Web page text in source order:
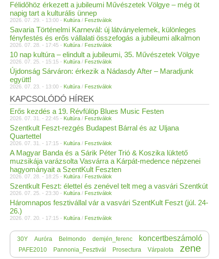
Félidőhöz érkezett a jubileumi Művészetek Völgye – még öt
napig tart a kulturális ünnep
2026. 07. 29. - 13:00 - Kultúra / Fesztiválok
Savaria Történelmi Karnevál: új látványelemek, különleges
fényfestés és erős vállalati összefogás a jubileumi alkalmon
2026. 07. 28. - 17:45 - Kultúra / Fesztiválok
10 nap kultúra – elindult a jubileumi, 35. Művészetek Völgye
2026. 07. 25. - 15:15 - Kultúra / Fesztiválok
Újdonság Sárváron: érkezik a Nádasdy After – Maradjunk
együtt!
2026. 07. 23. - 13:00 - Kultúra / Fesztiválok
KAPCSOLÓDÓ HÍREK
Erős kezdés a 19. Révfülöp Blues Music Festen
2026. 07. 31. - 22:45 - Kultúra / Fesztiválok
Szentkult Feszt-rezgés Budapest Bárral és az Uljana
Quartettel
2026. 07. 31. - 17:15 - Kultúra / Fesztiválok
A Magyar Banda és a Sárik Péter Trió & Koszika lüktető
muzsikája varázsolta Vasvárra a Kárpát-medence népzenei
hagyományait a SzentKult Feszten
2026. 07. 28. - 18:25 - Kultúra / Fesztiválok
Szentkult Feszt: élettel és zenével telt meg a vasvári Szentkút
2026. 07. 25. - 23:30 - Kultúra / Fesztiválok
Háromnapos fesztivállal vár a vasvári SzentKult Feszt (júl. 24-
26.)
2026. 07. 20. - 17:15 - Kultúra / Fesztiválok
30Y Auróra Belmondo demjén_ferenc koncertbeszámoló
PAFE2010 Pannonia_Fesztivál Prosectura Várpalota zene